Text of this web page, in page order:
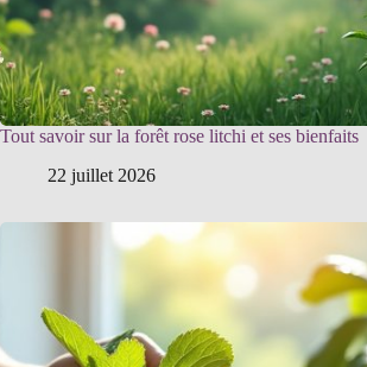
Tout savoir sur la forêt rose litchi et ses bienfaits
22 juillet 2026